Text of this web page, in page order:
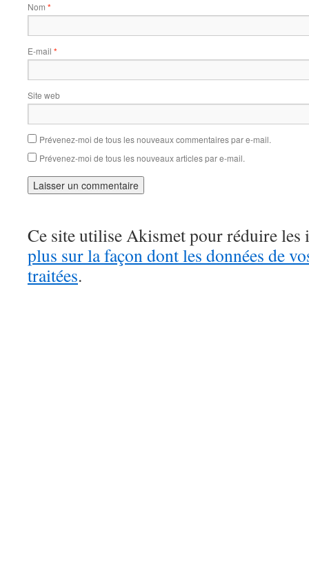
Nom *
E-mail *
Site web
Prévenez-moi de tous les nouveaux commentaires par e-mail.
Prévenez-moi de tous les nouveaux articles par e-mail.
Ce site utilise Akismet pour réduire les
plus sur la façon dont les données de
traitées.